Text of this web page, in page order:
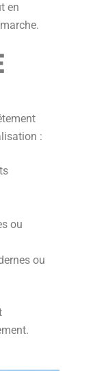
en
:
ou
ou